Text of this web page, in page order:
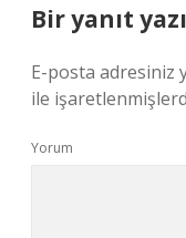
Bir yanıt
E-posta adresiniz
ile
Yorum